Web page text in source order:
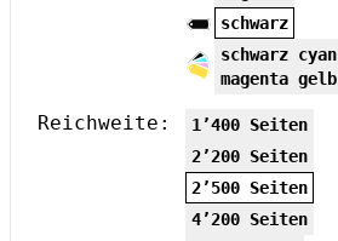
schwarz
schwarz cyan
magenta gelb
Reichweite:
1’400 Seiten
2’200 Seiten
2’500 Seiten
4’200 Seiten